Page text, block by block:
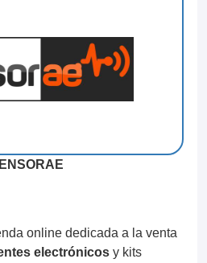
online dedicada a la venta
electrónicos y kits